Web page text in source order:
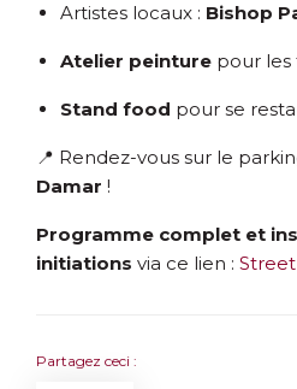
Artistes locaux : Bishop
Atelier peinture pour
Stand food pour se
📍 Rendez-vous sur le
Damar !
Programme complet et
initiations via ce lien : Street
Partagez ceci :